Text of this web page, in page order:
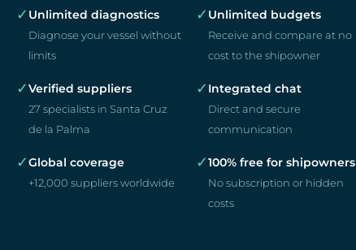
✓ Unlimited diagnostics
Diagnose your vessel without
limits
✓ Unlimited budgets
Receive and compare at no
cost to the shipowner
✓Verified suppliers
27 specialists in Santa Cruz
de la Palma
✓ Integrated chat
Direct and secure
communication
✓Global coverage
+12,000 suppliers worldwide
✓100% free for shipowners
No subscription or hidden
costs